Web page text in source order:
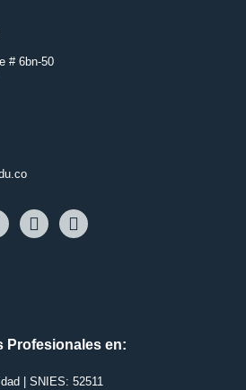
# 6bn-50
Profesionales en:
| SNIES: 52511